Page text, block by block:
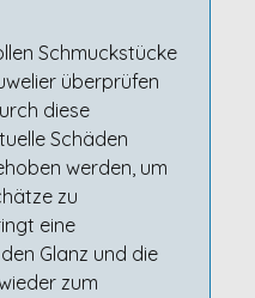
Schmuckstücke
überprüfen
diese
Schäden
werden, um
zu
eine
Glanz und die
zum